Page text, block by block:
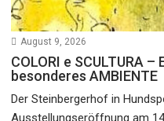
August 9, 2026
COLORI e SCULTURA
besonderes AMBIENTE
Der Steinbergerhof in
Ausstellungseröffnung am